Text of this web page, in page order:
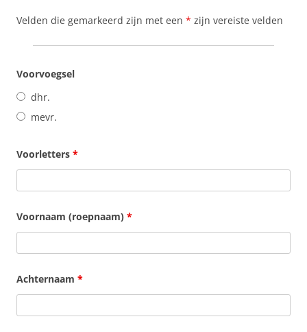
Velden die gemarkeerd zijn met een * zijn vereiste velden
Voorvoegsel
dhr.
mevr.
Voorletters *
Voornaam (roepnaam) *
Achternaam *